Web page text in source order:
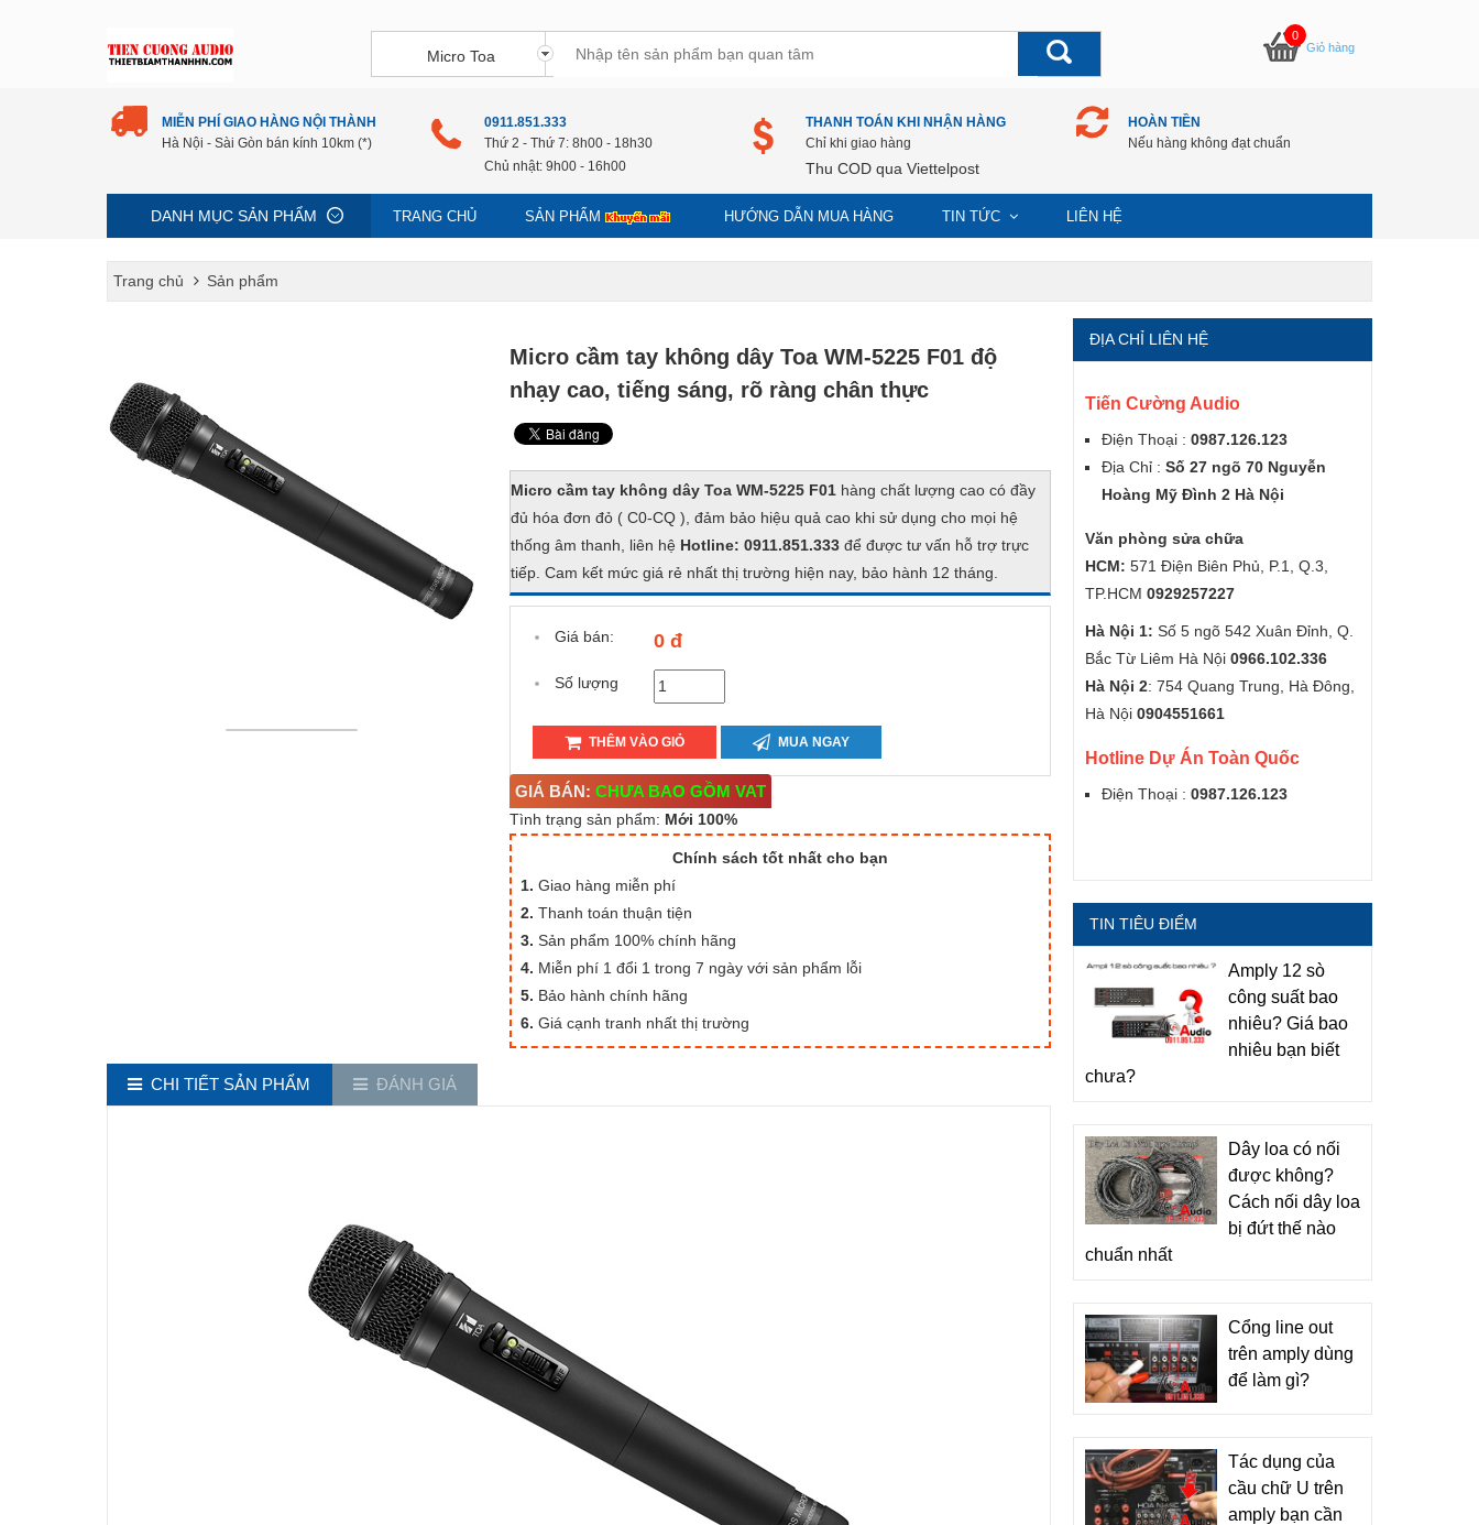
0
Giỏ hàng
MIỄN PHÍ GIAO HÀNG NỘI THÀNH
Hà Nội - Sài Gòn bán kính 10km (*)
0911.851.333
Thứ 2 - Thứ 7: 8h00 - 18h30
Chủ nhật: 9h00 - 16h00
THANH TOÁN KHI NHẬN HÀNG
Chỉ khi giao hàng
Thu COD qua Viettelpost
HOÀN TIỀN
Nếu hàng không đạt chuẩn
DANH MỤC SẢN PHẨM TRANG CHỦ SẢN PHẨM HƯỚNG DẪN MUA HÀNG TIN TỨC LIÊN HỆ
Trang chủ Sản phẩm
Micro cầm tay không dây Toa WM-5225 F01 độ
nhạy cao, tiếng sáng, rõ ràng chân thực
Micro cầm tay không dây Toa WM-5225 F01hàng chất lượng cao có đầy
đủ hóa đơn đỏ ( C0-CQ ), đảm bảo hiệu quả cao khi sử dụng cho mọi hệ
thống âm thanh, liên hệ Hotline: 0911.851.333để được tư vấn hỗ trợ trực
tiếp. Cam kết mức giá rẻ nhất thị trường hiện nay, bảo hành 12 tháng.
Giá bán: 0 đ
Số lượng
THÊM VÀO GIỎ MUA NGAY
GIÁ BÁN: CHƯA BAO GỒM VAT
Tình trạng sản phẩm: Mới 100%
Chính sách tốt nhất cho bạn
1. Giao hàng miễn phí
2. Thanh toán thuận tiện
3. Sản phẩm 100% chính hãng
4. Miễn phí 1 đổi 1 trong 7 ngày với sản phẩm lỗi
5. Bảo hành chính hãng
6. Giá cạnh tranh nhất thị trường
CHI TIẾT SẢN PHẨM ĐÁNH GIÁ
ĐỊA CHỈ LIÊN HỆ
Tiến Cường Audio
Điện Thoại : 0987.126.123
Địa Chỉ : Số 27 ngõ 70 Nguyễn
Hoàng Mỹ Đình 2 Hà Nội
Văn phòng sửa chữa
HCM: 571 Điện Biên Phủ, P.1, Q.3,
TP.HCM 0929257227
Hà Nội 1: Số 5 ngõ 542 Xuân Đỉnh, Q.
Bắc Từ Liêm Hà Nội 0966.102.336
Hà Nội 2: 754 Quang Trung, Hà Đông,
Hà Nội 0904551661
Hotline Dự Án Toàn Quốc
Điện Thoại : 0987.126.123
TIN TIÊU ĐIỂM
Amply 12 sò
công suất bao
nhiêu? Giá bao
nhiêu bạn biết
chưa?
Dây loa có nối
được không?
Cách nối dây loa
bị đứt thế nào
chuẩn nhất
Cổng line out
trên amply dùng
để làm gì?
Tác dụng của
cầu chữ U trên
amply bạn cần